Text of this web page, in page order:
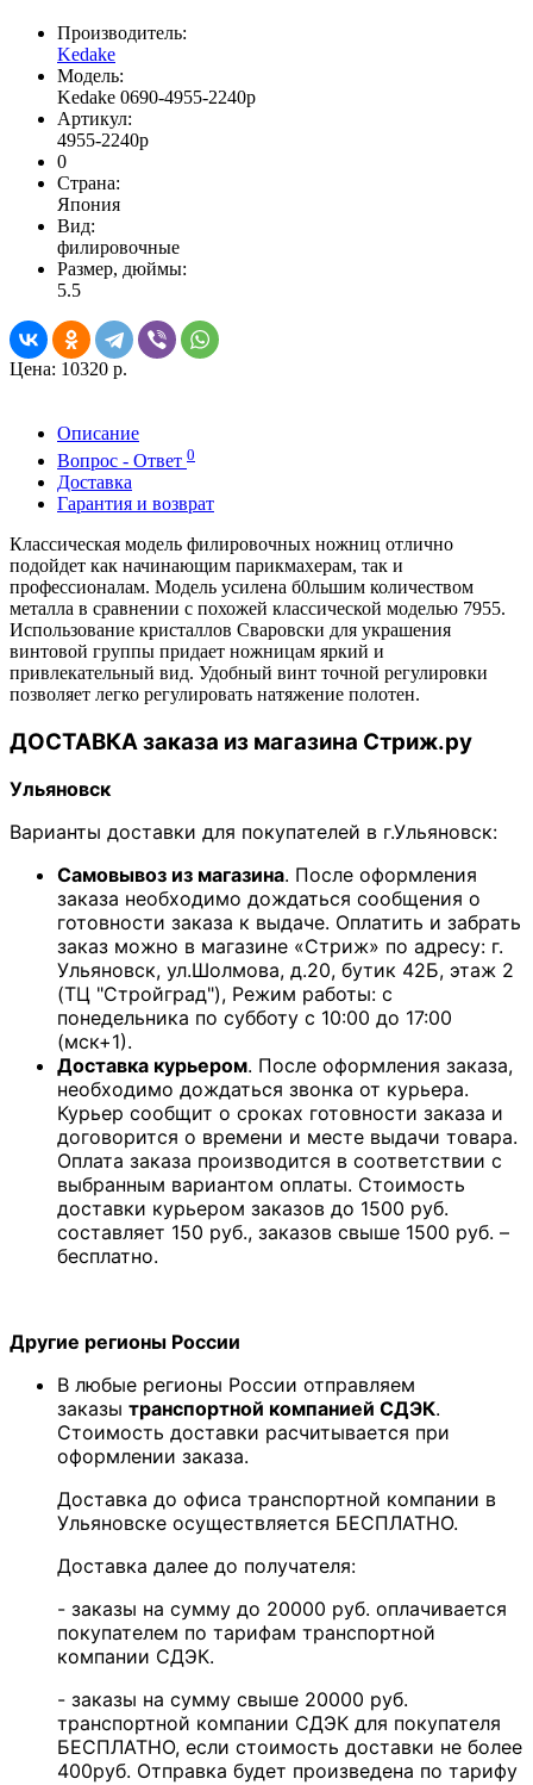
Производитель:
Kedake
Модель:
Kedake 0690-4955-2240p
Артикул:
4955-2240p
0
Страна:
Япония
Вид:
филировочные
Размер, дюймы:
5.5
Цена: 10320 р.
Описание
Вопрос - Ответ 0
Доставка
Гарантия и возврат
Классическая модель филировочных ножниц отлично
подойдет как начинающим парикмахерам, так и
профессионалам. Модель усилена б0льшим количеством
металла в сравнении с похожей классической моделью 7955.
Использование кристаллов Сваровски для украшения
винтовой группы придает ножницам яркий и
привлекательный вид. Удобный винт точной регулировки
позволяет легко регулировать натяжение полотен.
ДОСТАВКА заказа из магазина Стриж.ру
Ульяновск
Варианты доставки для покупателей в г.Ульяновск:
Самовывоз из магазина. После оформления
заказа необходимо дождаться сообщения о
готовности заказа к выдаче. Оплатить и забрать
заказ можно в магазине «Стриж» по адресу: г.
Ульяновск, ул.Шолмова, д.20, бутик 42Б, этаж 2
(ТЦ "Стройград"), Режим работы: с
понедельника по субботу с 10:00 до 17:00
(мск+1).
Доставка курьером. После оформления заказа,
необходимо дождаться звонка от курьера.
Курьер сообщит о сроках готовности заказа и
договорится о времени и месте выдачи товара.
Оплата заказа производится в соответствии с
выбранным вариантом оплаты. Стоимость
доставки курьером заказов до 1500 руб.
составляет 150 руб., заказов свыше 1500 руб. –
бесплатно.
Другие регионы России
В любые регионы России отправляем
заказы транспортной компанией СДЭК.
Стоимость доставки расчитывается при
оформлении заказа.
Доставка до офиса транспортной компании в
Ульяновске осуществляется БЕСПЛАТНО.
Доставка далее до получателя:
- заказы на сумму до 20000 руб. оплачивается
покупателем по тарифам транспортной
компании СДЭК.
- заказы на сумму свыше 20000 руб.
транспортной компании СДЭК для покупателя
БЕСПЛАТНО, если стоимость доставки не более
400руб. Отправка будет произведена по тарифу